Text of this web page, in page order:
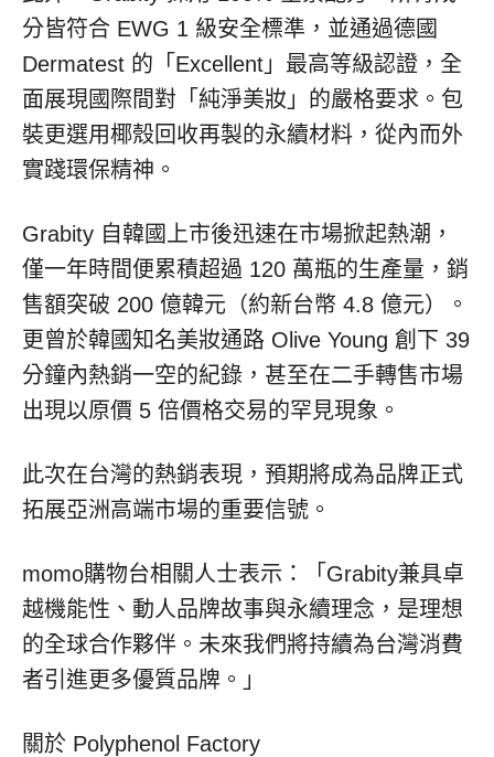
分皆符合 EWG 1 級安全標準，並通過德國
Dermatest 的「Excellent」最高等級認證，全
面展現國際間對「純淨美妝」的嚴格要求。包
裝更選用椰殼回收再製的永續材料，從內而外
實踐環保精神。
Grabity 自韓國上市後迅速在市場掀起熱潮，
僅一年時間便累積超過 120 萬瓶的生產量，銷
售額突破 200 億韓元（約新台幣 4.8 億元）。
更曾於韓國知名美妝通路 Olive Young 創下 39
分鐘內熱銷一空的紀錄，甚至在二手轉售市場
出現以原價 5 倍價格交易的罕見現象。
此次在台灣的熱銷表現，預期將成為品牌正式
拓展亞洲高端市場的重要信號。
momo購物台相關人士表示：「Grabity兼具卓
越機能性、動人品牌故事與永續理念，是理想
的全球合作夥伴。未來我們將持續為台灣消費
者引進更多優質品牌。」
關於 Polyphenol Factory